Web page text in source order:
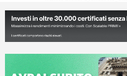
Calendario economico
Webinar